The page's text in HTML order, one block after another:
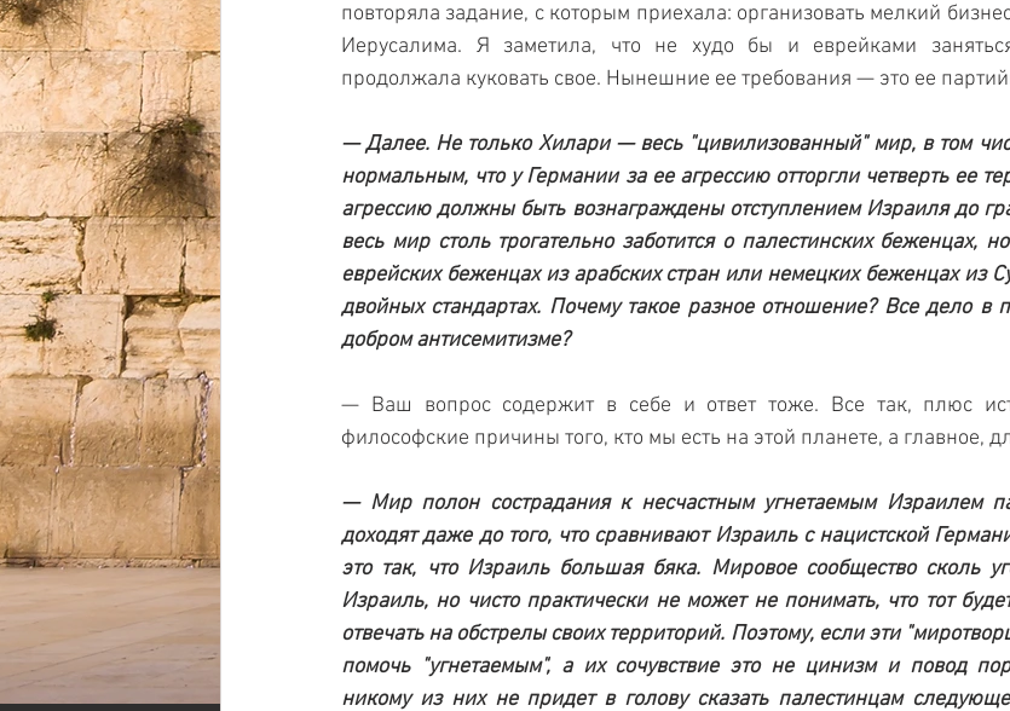
повторяла задание, с которым приехала: организовать мелкий
Иерусалима. Я заметила, что не худо бы и еврейками
продолжала куковать свое. Нынешние ее требования — это ее
— Далее. Не только Хилари — весь "цивилизованный" мир, в том
нормальным, что у Германии за ее агрессию отторгли четверть ее
агрессию должны быть вознаграждены отступлением Израиля до
весь мир столь трогательно заботится о палестинских беженцах,
еврейских беженцах из арабских стран или немецких беженцах из
двойных стандартах. Почему такое разное отношение? Все дело в
добром антисемитизме?
— Ваш вопрос содержит в себе и ответ тоже. Все так, плюс
философские причины того, кто мы есть на этой планете, а главное,
— Мир полон сострадания к несчастным угнетаемым Израилем
доходят даже до того, что сравнивают Израиль с нацистской
это так, что Израиль большая бяка. Мировое сообщество сколь
Израиль, но чисто практически не может не понимать, что тот
отвечать на обстрелы своих территорий. Поэтому, если эти
помочь "угнетаемым", а их сочувствие это не цинизм и повод
никому из них не придет в голову сказать палестинцам